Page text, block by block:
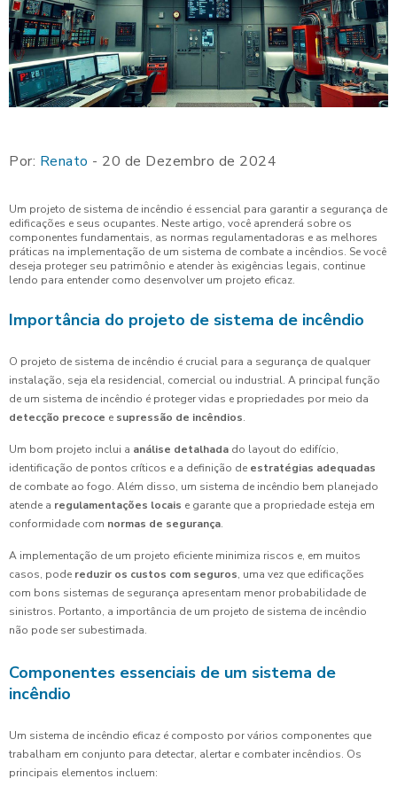
Por: Renato - 20 de Dezembro de 2024
Um projeto de sistema de incêndio é essencial para garantir a segurança de
edificações e seus ocupantes. Neste artigo, você aprenderá sobre os
componentes fundamentais, as normas regulamentadoras e as melhores
práticas na implementação de um sistema de combate a incêndios. Se você
deseja proteger seu patrimônio e atender às exigências legais, continue
lendo para entender como desenvolver um projeto eficaz.
Importância do projeto de sistema de incêndio
O projeto de sistema de incêndio é crucial para a segurança de qualquer
instalação, seja ela residencial, comercial ou industrial. A principal função
de um sistema de incêndio é proteger vidas e propriedades por meio da
detecção precoce e supressão de incêndios.
Um bom projeto inclui a análise detalhada do layout do edifício,
identificação de pontos críticos e a definição de estratégias adequadas
de combate ao fogo. Além disso, um sistema de incêndio bem planejado
atende a regulamentações locais e garante que a propriedade esteja em
conformidade com normas de segurança.
A implementação de um projeto eficiente minimiza riscos e, em muitos
casos, pode reduzir os custos com seguros, uma vez que edificações
com bons sistemas de segurança apresentam menor probabilidade de
sinistros. Portanto, a importância de um projeto de sistema de incêndio
não pode ser subestimada.
Componentes essenciais de um sistema de
incêndio
Um sistema de incêndio eficaz é composto por vários componentes que
trabalham em conjunto para detectar, alertar e combater incêndios. Os
principais elementos incluem: